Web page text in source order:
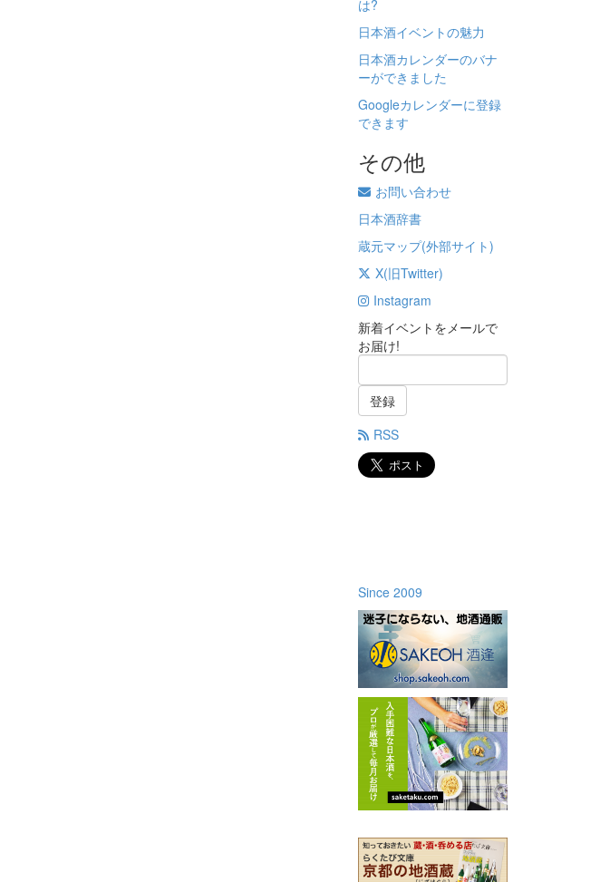
は?
日本酒イベントの魅力
日本酒カレンダーのバナ
ーができました
Googleカレンダーに登録
できます
その他
お問い合わせ
日本酒辞書
蔵元マップ(外部サイト)
X(旧Twitter)
Instagram
新着イベントをメールで
お届け!
登録
RSS
Since 2009